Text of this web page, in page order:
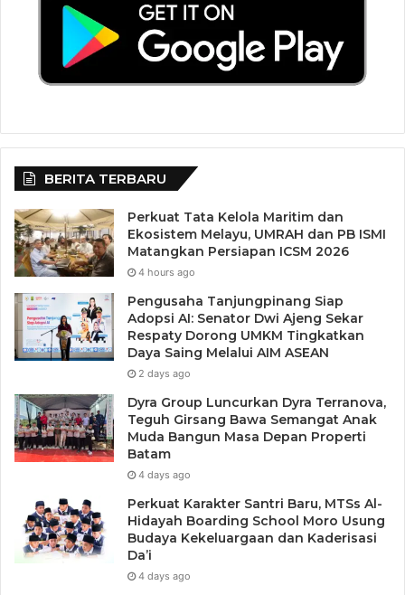
BERITA TERBARU
Perkuat Tata Kelola Maritim dan
Ekosistem Melayu, UMRAH dan PB ISMI
Matangkan Persiapan ICSM 2026
4 hours ago
Pengusaha Tanjungpinang Siap
Adopsi AI: Senator Dwi Ajeng Sekar
Respaty Dorong UMKM Tingkatkan
Daya Saing Melalui AIM ASEAN
2 days ago
Dyra Group Luncurkan Dyra Terranova,
Teguh Girsang Bawa Semangat Anak
Muda Bangun Masa Depan Properti
Batam
4 days ago
Perkuat Karakter Santri Baru, MTSs Al-
Hidayah Boarding School Moro Usung
Budaya Kekeluargaan dan Kaderisasi
Da’i
4 days ago